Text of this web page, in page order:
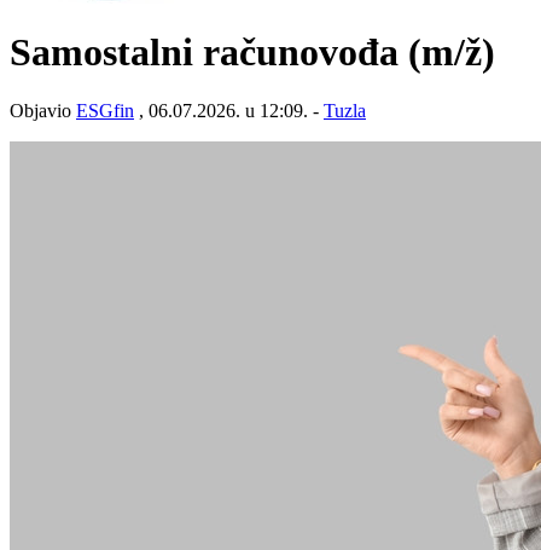
Samostalni računovođa (m/ž)
Objavio ESGfin , 06.07.2026. u 12:09. - Tuzla